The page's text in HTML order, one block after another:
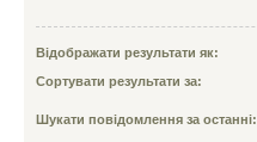
Відображати результати як:
Сортувати результати за:
Шукати повідомлення за останні: